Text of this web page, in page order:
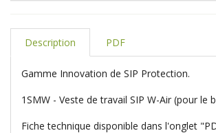
Description PDF
Gamme Innovation de SIP Protection.
1SMW - Veste de travail SIP W-Air (pour le
Fiche technique disponible dans l'onglet